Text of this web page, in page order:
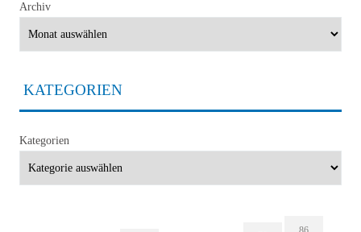
Archiv
KATEGORIEN
Kategorien